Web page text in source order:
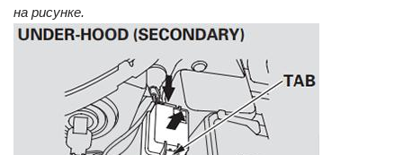
на рисунке.